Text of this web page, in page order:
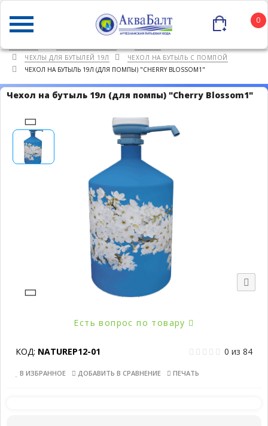
0
ЧЕХЛЫ ДЛЯ БУТЫЛЕЙ 19Л
ЧЕХОЛ НА БУТЫЛЬ С ПОМПОЙ
ЧЕХОЛ НА БУТЫЛЬ 19Л (ДЛЯ ПОМПЫ) "CHERRY BLOSSOM1"
Чехол на бутыль 19л (для помпы) "Cherry Blossom1"
Есть вопрос по товару
КОД: NATUREP12-01 0 из 84
В ИЗБРАННОЕ ДОБАВИТЬ В СРАВНЕНИЕ ПЕЧАТЬ